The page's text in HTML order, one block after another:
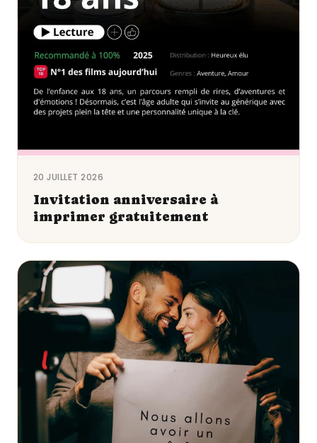
20 JUILLET 2026
Invitation anniversaire à
imprimer gratuitement